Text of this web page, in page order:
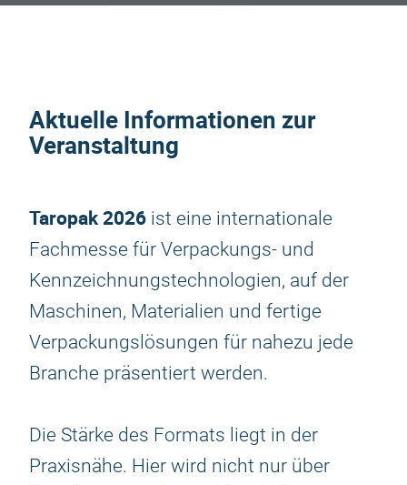
Aktuelle Informationen zur
Veranstaltung
Taropak 2026 ist eine internationale
Fachmesse für Verpackungs- und
Kennzeichnungstechnologien, auf der
Maschinen, Materialien und fertige
Verpackungslösungen für nahezu jede
Branche präsentiert werden.
Die Stärke des Formats liegt in der
Praxisnähe. Hier wird nicht nur über